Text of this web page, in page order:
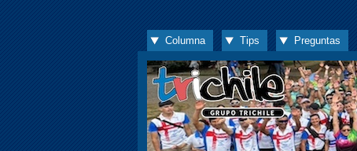
Columna Tips Preguntas